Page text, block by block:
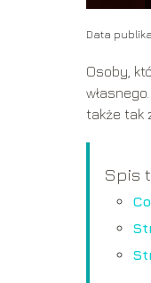
Data
Osoby,
także tak
Spis